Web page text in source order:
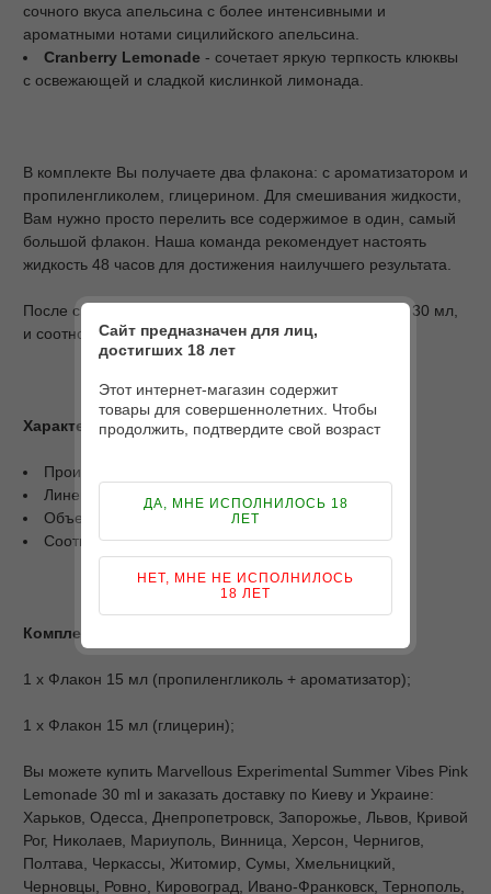
сочного вкуса апельсина с более интенсивными и
ароматными нотами сицилийского апельсина.
Cranberry Lemonade - сочетает яркую терпкость клюквы
с освежающей и сладкой кислинкой лимонада.
В комплекте Вы получаете два флакона: с ароматизатором и
пропиленгликолем, глицерином. Для смешивания жидкости,
Вам нужно просто перелить все содержимое в один, самый
большой флакон. Наша команда рекомендует настоять
жидкость 48 часов для достижения наилучшего результата.
После смешивания Вы получаете жидкость объемом 30 мл,
и соотношением PG/VG 50/50.
Характеристики
Производитель: Marvellous;
Линейка: Experimental Summer Vibes;
Объем: 30 мл;
Соотношение PG/VG: 50/50.
Комплектация
1 х Флакон 15 мл (пропиленгликоль + ароматизатор);
1 х Флакон 15 мл (глицерин);
Вы можете купить Marvellous Experimental Summer Vibes Pink
Lemonade 30 ml и заказать доставку по Киеву и Украине:
Харьков, Одесса, Днепропетровск, Запорожье, Львов, Кривой
Рог, Николаев, Мариуполь, Винница, Херсон, Чернигов,
Полтава, Черкассы, Житомир, Сумы, Хмельницкий,
Черновцы, Ровно, Кировоград, Ивано-Франковск, Тернополь,
Сайт предназначен для лиц,
достигших 18 лет
Этот интернет-магазин содержит
товары для совершеннолетних. Чтобы
продолжить, подтвердите свой возраст
ДА, МНЕ ИСПОЛНИЛОСЬ 18
ЛЕТ
НЕТ, МНЕ НЕ ИСПОЛНИЛОСЬ
18 ЛЕТ